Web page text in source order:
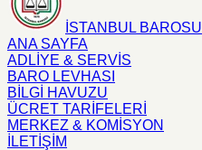
İSTANBUL BAROSU
ANA SAYFA
ADLİYE & SERVİS
BARO LEVHASI
BİLGİ HAVUZU
ÜCRET TARİFELERİ
MERKEZ & KOMİSYON
İLETİŞİM